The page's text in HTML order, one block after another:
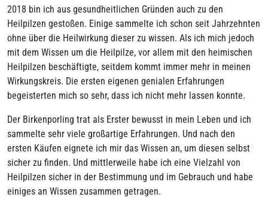
2018 bin ich aus gesundheitlichen Gründen auch zu den
Heilpilzen gestoßen. Einige sammelte ich schon seit Jahrzehnten
ohne über die Heilwirkung dieser zu wissen. Als ich mich jedoch
mit dem Wissen um die Heilpilze, vor allem mit den heimischen
Heilpilzen beschäftigte, seitdem kommt immer mehr in meinen
Wirkungskreis. Die ersten eigenen genialen Erfahrungen
begeisterten mich so sehr, dass ich nicht mehr lassen konnte.
Der Birkenporling trat als Erster bewusst in mein Leben und ich
sammelte sehr viele großartige Erfahrungen. Und nach den
ersten Käufen eignete ich mir das Wissen an, um diesen selbst
sicher zu finden. Und mittlerweile habe ich eine Vielzahl von
Heilpilzen sicher in der Bestimmung und im Gebrauch und habe
einiges an Wissen zusammen getragen.